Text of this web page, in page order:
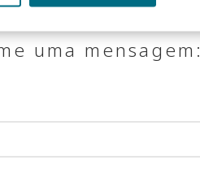
uma mensagem: